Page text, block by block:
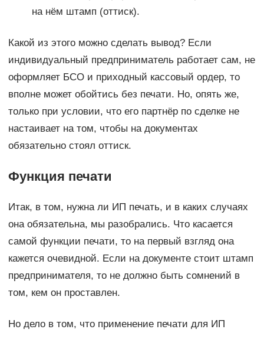
на нём штамп (оттиск).
Какой из этого можно сделать вывод? Если
индивидуальный предприниматель работает сам, не
оформляет БСО и приходный кассовый ордер, то
вполне может обойтись без печати. Но, опять же,
только при условии, что его партнёр по сделке не
настаивает на том, чтобы на документах
обязательно стоял оттиск.
Функция печати
Итак, в том, нужна ли ИП печать, и в каких случаях
она обязательна, мы разобрались. Что касается
самой функции печати, то на первый взгляд она
кажется очевидной. Если на документе стоит штамп
предпринимателя, то не должно быть сомнений в
том, кем он проставлен.
Но дело в том, что применение печати для ИП